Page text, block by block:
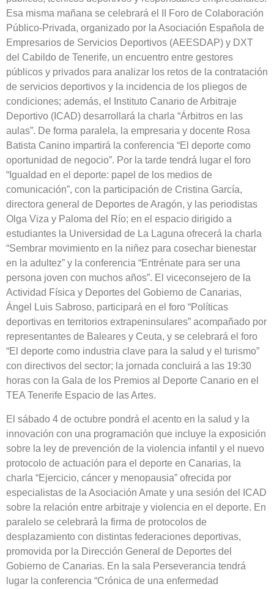
Esa misma mañana se celebrará el II Foro de Colaboración
Público-Privada, organizado por la Asociación Española de
Empresarios de Servicios Deportivos (AEESDAP) y DXT
del Cabildo de Tenerife, un encuentro entre gestores
públicos y privados para analizar los retos de la contratación
de servicios deportivos y la incidencia de los pliegos de
condiciones; además, el Instituto Canario de Arbitraje
Deportivo (ICAD) desarrollará la charla “Árbitros en las
aulas”. De forma paralela, la empresaria y docente Rosa
Batista Canino impartirá la conferencia “El deporte como
oportunidad de negocio”. Por la tarde tendrá lugar el foro
“Igualdad en el deporte: papel de los medios de
comunicación”, con la participación de Cristina García,
directora general de Deportes de Aragón, y las periodistas
Olga Viza y Paloma del Río; en el espacio dirigido a
estudiantes la Universidad de La Laguna ofrecerá la charla
“Sembrar movimiento en la niñez para cosechar bienestar
en la adultez” y la conferencia “Entrénate para ser una
persona joven con muchos años”. El viceconsejero de la
Actividad Física y Deportes del Gobierno de Canarias,
Ángel Luis Sabroso, participará en el foro “Políticas
deportivas en territorios extrapeninsulares” acompañado por
representantes de Baleares y Ceuta, y se celebrará el foro
“El deporte como industria clave para la salud y el turismo”
con directivos del sector; la jornada concluirá a las 19:30
horas con la Gala de los Premios al Deporte Canario en el
TEA Tenerife Espacio de las Artes.
El sábado 4 de octubre pondrá el acento en la salud y la
innovación con una programación que incluye la exposición
sobre la ley de prevención de la violencia infantil y el nuevo
protocolo de actuación para el deporte en Canarias, la
charla “Ejercicio, cáncer y menopausia” ofrecida por
especialistas de la Asociación Amate y una sesión del ICAD
sobre la relación entre arbitraje y violencia en el deporte. En
paralelo se celebrará la firma de protocolos de
desplazamiento con distintas federaciones deportivas,
promovida por la Dirección General de Deportes del
Gobierno de Canarias. En la sala Perseverancia tendrá
lugar la conferencia “Crónica de una enfermedad